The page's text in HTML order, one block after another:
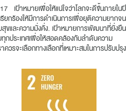
เป้าหมายเพื่อให้แน่ใจว่าโลกจะดีขึ้นภายในปี
องให้มีการดำเนินการเพื่อยุติความยากจน
ขและความมั่งคั่ง. เป้าหมายการพัฒนาที่ยั่งยืน
กประเทศเพื่อให้สอดคล้องกับลำดับความ
จะเลือกทางเลือกที่เหมาะสมในการปรับปรุง